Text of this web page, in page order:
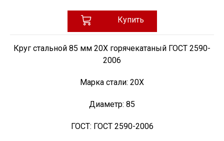
Купить
Круг стальной 85 мм 20Х горячекатаный ГОСТ 2590-
2006
Марка стали: 20Х
Диаметр: 85
ГОСТ: ГОСТ 2590-2006